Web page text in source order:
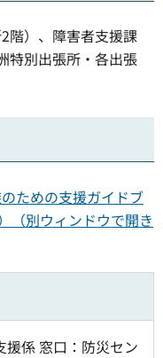
階）、障害者支援課
特別出張所・各出張
ための支援ガイドブ
（別ウィンドウで開き
援係 窓口：防災セン